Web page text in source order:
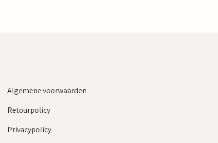
Algemene voorwaarden
Retourpolicy
Privacypolicy